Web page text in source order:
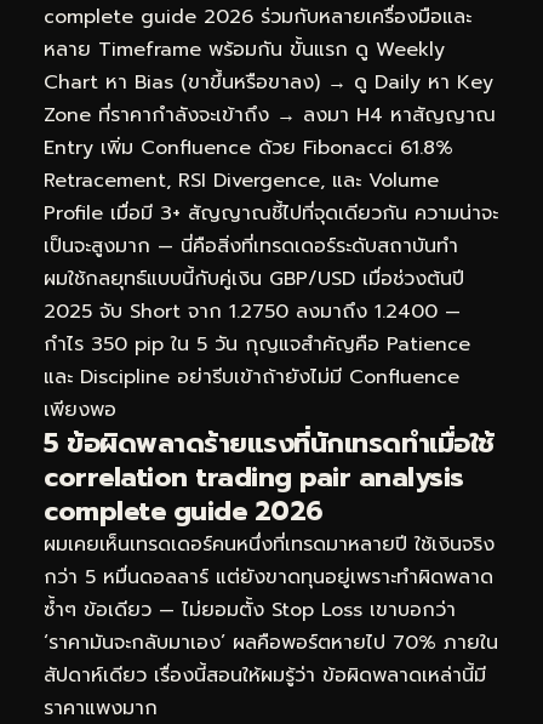
complete guide 2026 ร่วมกับหลายเครื่องมือและ
หลาย Timeframe พร้อมกัน ขั้นแรก ดู Weekly
Chart หา Bias (ขาขึ้นหรือขาลง) → ดู Daily หา Key
Zone ที่ราคากำลังจะเข้าถึง → ลงมา H4 หาสัญญาณ
Entry เพิ่ม Confluence ด้วย Fibonacci 61.8%
Retracement, RSI Divergence, และ Volume
Profile เมื่อมี 3+ สัญญาณชี้ไปที่จุดเดียวกัน ความน่าจะ
เป็นจะสูงมาก — นี่คือสิ่งที่เทรดเดอร์ระดับสถาบันทำ
ผมใช้กลยุทธ์แบบนี้กับคู่เงิน GBP/USD เมื่อช่วงต้นปี
2025 จับ Short จาก 1.2750 ลงมาถึง 1.2400 —
กำไร 350 pip ใน 5 วัน กุญแจสำคัญคือ Patience
และ Discipline อย่ารีบเข้าถ้ายังไม่มี Confluence
เพียงพอ
5 ข้อผิดพลาดร้ายแรงที่นักเทรดทำเมื่อใช้
correlation trading pair analysis
complete guide 2026
ผมเคยเห็นเทรดเดอร์คนหนึ่งที่เทรดมาหลายปี ใช้เงินจริง
กว่า 5 หมื่นดอลลาร์ แต่ยังขาดทุนอยู่เพราะทำผิดพลาด
ซ้ำๆ ข้อเดียว — ไม่ยอมตั้ง Stop Loss เขาบอกว่า
‘ราคามันจะกลับมาเอง’ ผลคือพอร์ตหายไป 70% ภายใน
สัปดาห์เดียว เรื่องนี้สอนให้ผมรู้ว่า ข้อผิดพลาดเหล่านี้มี
ราคาแพงมาก